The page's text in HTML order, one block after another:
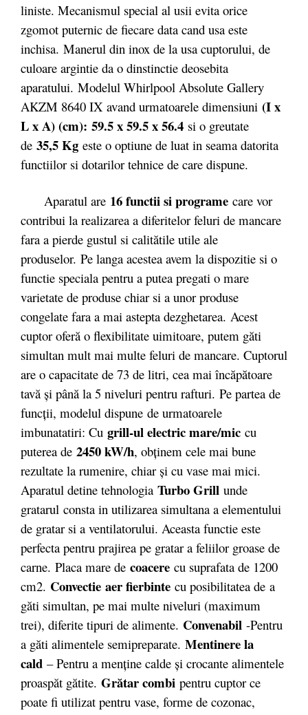
liniste. Mecanismul special al usii evita orice
zgomot puternic de fiecare data cand usa este
inchisa. Manerul din inox de la usa cuptorului, de
culoare argintie da o dinstinctie deosebita
aparatului. Modelul Whirlpool Absolute Gallery
AKZM 8640 IX avand urmatoarele dimensiuni (I x
L x A) (cm): 59.5 x 59.5 x 56.4 si o greutate
de 35,5 Kg este o optiune de luat in seama datorita
functiilor si dotarilor tehnice de care dispune.
Aparatul are 16 functii si programe care vor
contribui la realizarea a diferitelor feluri de mancare
fara a pierde gustul si calitătile utile ale
produselor. Pe langa acestea avem la dispozitie si o
functie speciala pentru a putea pregati o mare
varietate de produse chiar si a unor produse
congelate fara a mai astepta dezghetarea. Acest
cuptor oferă o flexibilitate uimitoare, putem găti
simultan mult mai multe feluri de mancare. Cuptorul
are o capacitate de 73 de litri, cea mai încăpătoare
tavă şi până la 5 niveluri pentru rafturi. Pe partea de
funcții, modelul dispune de urmatoarele
imbunatatiri: Cu grill-ul electric mare/mic cu
puterea de 2450 kW/h, obţinem cele mai bune
rezultate la rumenire, chiar şi cu vase mai mici.
Aparatul detine tehnologia Turbo Grill unde
gratarul consta in utilizarea simultana a elementului
de gratar si a ventilatorului. Aceasta functie este
perfecta pentru prajirea pe gratar a feliilor groase de
carne. Placa mare de coacere cu suprafata de 1200
cm2. Convectie aer fierbinte cu posibilitatea de a
găti simultan, pe mai multe niveluri (maximum
trei), diferite tipuri de alimente. Convenabil -Pentru
a găti alimentele semipreparate. Mentinere la
cald – Pentru a menţine calde şi crocante alimentele
proaspăt gătite. Grătar combi pentru cuptor ce
poate fi utilizat pentru vase, forme de cozonac,